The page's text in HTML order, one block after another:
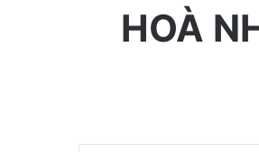
HOÀ